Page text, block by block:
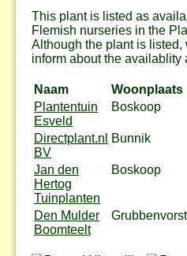
This plant is listed as
Flemish nurseries in the
Although the plant is listed,
inform about the availablity
Naam Woonplaats
Plantentuin
Esveld
Boskoop
Directplant.nl
BV
Bunnik
Jan den
Hertog
Tuinplanten
Boskoop
Den Mulder
Boomteelt
Grubbenvorst